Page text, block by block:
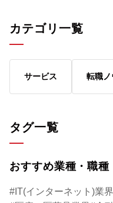
とができるのか。日本生命
カテゴリ一覧
サービス 転職ノ
タグ一覧
おすすめ業種・職種
IT(インターネット)業界